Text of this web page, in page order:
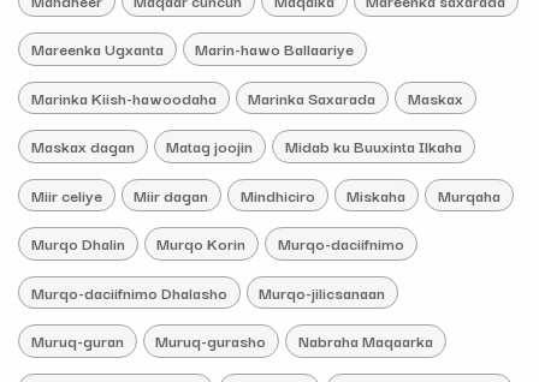
Mareenka Ugxanta Marin-hawo Ballaariye
Marinka Kiish-hawoodaha Marinka Saxarada Maskax
Maskax dagan Matag joojin Midab ku Buuxinta Ilkaha
Miir celiye Miir dagan Mindhiciro Miskaha Murqaha
Murqo Dhalin Murqo Korin Murqo-daciifnimo
Murqo-daciifnimo Dhalasho Murqo-jilicsanaan
Muruq-guran Muruq-gurasho Nabraha Maqaarka